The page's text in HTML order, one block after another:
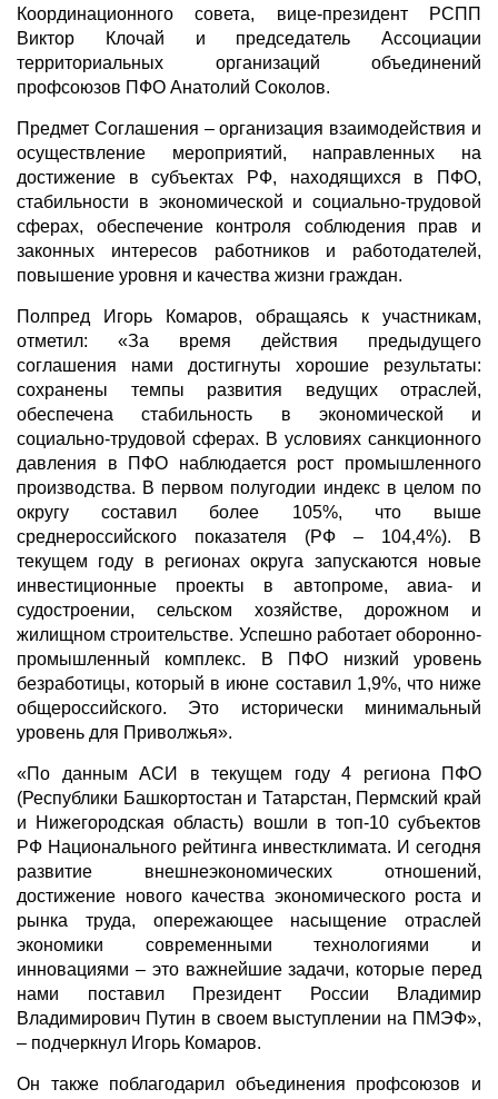
Координационного совета, вице-президент РСПП
Виктор Клочай и председатель Ассоциации
территориальных организаций объединений
профсоюзов ПФО Анатолий Соколов.
Предмет Соглашения – организация взаимодействия и
осуществление мероприятий, направленных на
достижение в субъектах РФ, находящихся в ПФО,
стабильности в экономической и социально-трудовой
сферах, обеспечение контроля соблюдения прав и
законных интересов работников и работодателей,
повышение уровня и качества жизни граждан.
Полпред Игорь Комаров, обращаясь к участникам,
отметил: «За время действия предыдущего
соглашения нами достигнуты хорошие результаты:
сохранены темпы развития ведущих отраслей,
обеспечена стабильность в экономической и
социально-трудовой сферах. В условиях санкционного
давления в ПФО наблюдается рост промышленного
производства. В первом полугодии индекс в целом по
округу составил более 105%, что выше
среднероссийского показателя (РФ – 104,4%). В
текущем году в регионах округа запускаются новые
инвестиционные проекты в автопроме, авиа- и
судостроении, сельском хозяйстве, дорожном и
жилищном строительстве. Успешно работает оборонно-
промышленный комплекс. В ПФО низкий уровень
безработицы, который в июне составил 1,9%, что ниже
общероссийского. Это исторически минимальный
уровень для Приволжья».
«По данным АСИ в текущем году 4 региона ПФО
(Республики Башкортостан и Татарстан, Пермский край
и Нижегородская область) вошли в топ-10 субъектов
РФ Национального рейтинга инвестклимата. И сегодня
развитие внешнеэкономических отношений,
достижение нового качества экономического роста и
рынка труда, опережающее насыщение отраслей
экономики современными технологиями и
инновациями – это важнейшие задачи, которые перед
нами поставил Президент России Владимир
Владимирович Путин в своем выступлении на ПМЭФ»,
– подчеркнул Игорь Комаров.
Он также поблагодарил объединения профсоюзов и